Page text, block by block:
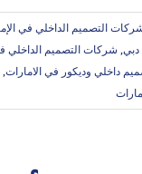
التصميم الداخلي في
دبي, شركات التصميم الداخلي
داخلي وديكور في الامارات,